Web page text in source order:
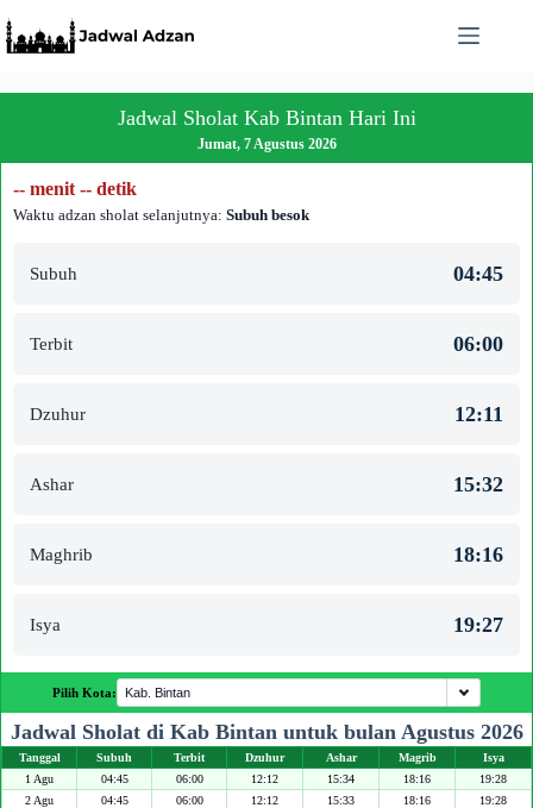
to
content
Jadwal Sholat Kab Bintan Hari Ini
Jumat, 7 Agustus 2026
-- menit -- detik
Waktu adzan sholat selanjutnya: Subuh besok
Subuh 04:45
Terbit 06:00
Dzuhur 12:11
Ashar 15:32
Maghrib 18:16
Isya 19:27
Pilih Kota:
Jadwal Sholat di Kab Bintan untuk bulan Agustus 2026
Tanggal Subuh Terbit Dzuhur Ashar Magrib
Isya
1 Agu
04:45 06:00 12:12 15:34 18:16
19:28
2 Agu
04:45 06:00 12:12 15:33 18:16
19:28